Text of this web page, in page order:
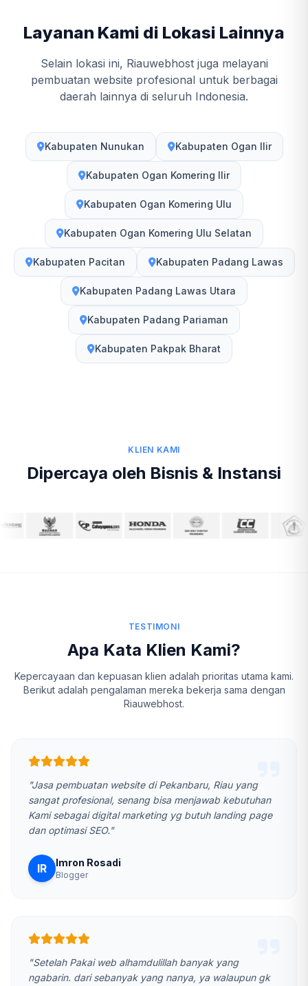
Layanan Kami di Lokasi Lainnya
Selain lokasi ini, Riauwebhost juga melayani
pembuatan website profesional untuk berbagai
daerah lainnya di seluruh Indonesia.
Kabupaten Nunukan Kabupaten Ogan Ilir
Kabupaten Ogan Komering Ilir
Kabupaten Ogan Komering Ulu
Kabupaten Ogan Komering Ulu Selatan
Kabupaten Pacitan Kabupaten Padang Lawas
Kabupaten Padang Lawas Utara
Kabupaten Padang Pariaman
Kabupaten Pakpak Bharat
KLIEN KAMI
Dipercaya oleh Bisnis & Instansi
TESTIMONI
Apa Kata Klien Kami?
Kepercayaan dan kepuasan klien adalah prioritas utama kami.
Berikut adalah pengalaman mereka bekerja sama dengan
Riauwebhost.
"Jasa pembuatan website di Pekanbaru, Riau yang
sangat profesional, senang bisa menjawab kebutuhan
Kami sebagai digital marketing yg butuh landing page
dan optimasi SEO."
IR Imron Rosadi
Blogger
"Setelah Pakai web alhamdulillah banyak yang
ngabarin. dari sebanyak yang nanya, ya walaupun gk